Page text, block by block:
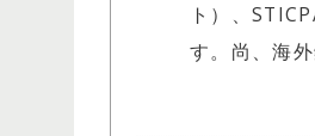
ト）、
す。尚、海